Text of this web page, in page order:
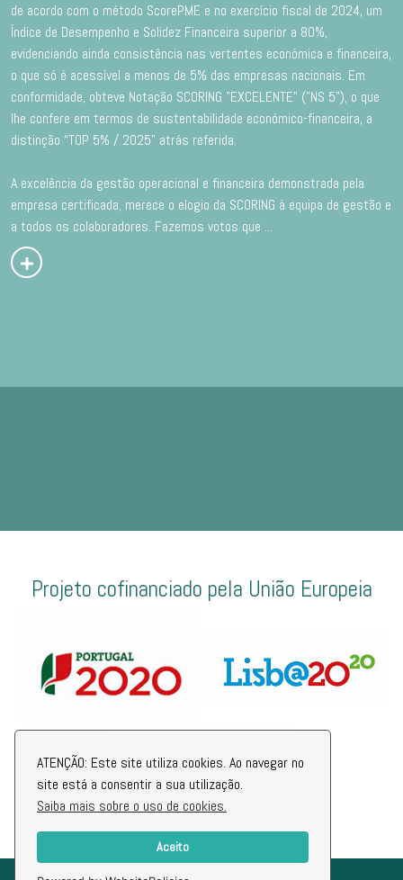
ATENÇÃO: Este site utiliza cookies. Ao navegar no
site está a consentir a sua utilização.
Saiba mais sobre o uso de cookies.
Aceito
de acordo com o método ScorePME e no exercício fiscal de 2024, um
Índice de Desempenho e Solidez Financeira superior a 80%,
evidenciando ainda consistência nas vertentes económica e financeira,
o que só é acessível a menos de 5% das empresas nacionais. Em
conformidade, obteve Notação SCORING "EXCELENTE" ("NS 5"), o que
lhe confere em termos de sustentabilidade económico-financeira, a
distinção “TOP 5% / 2025” atrás referida.
A excelência da gestão operacional e financeira demonstrada pela
empresa certificada, merece o elogio da SCORING à equipa de gestão e
a todos os colaboradores. Fazemos votos que ...
Projeto cofinanciado pela União Europeia